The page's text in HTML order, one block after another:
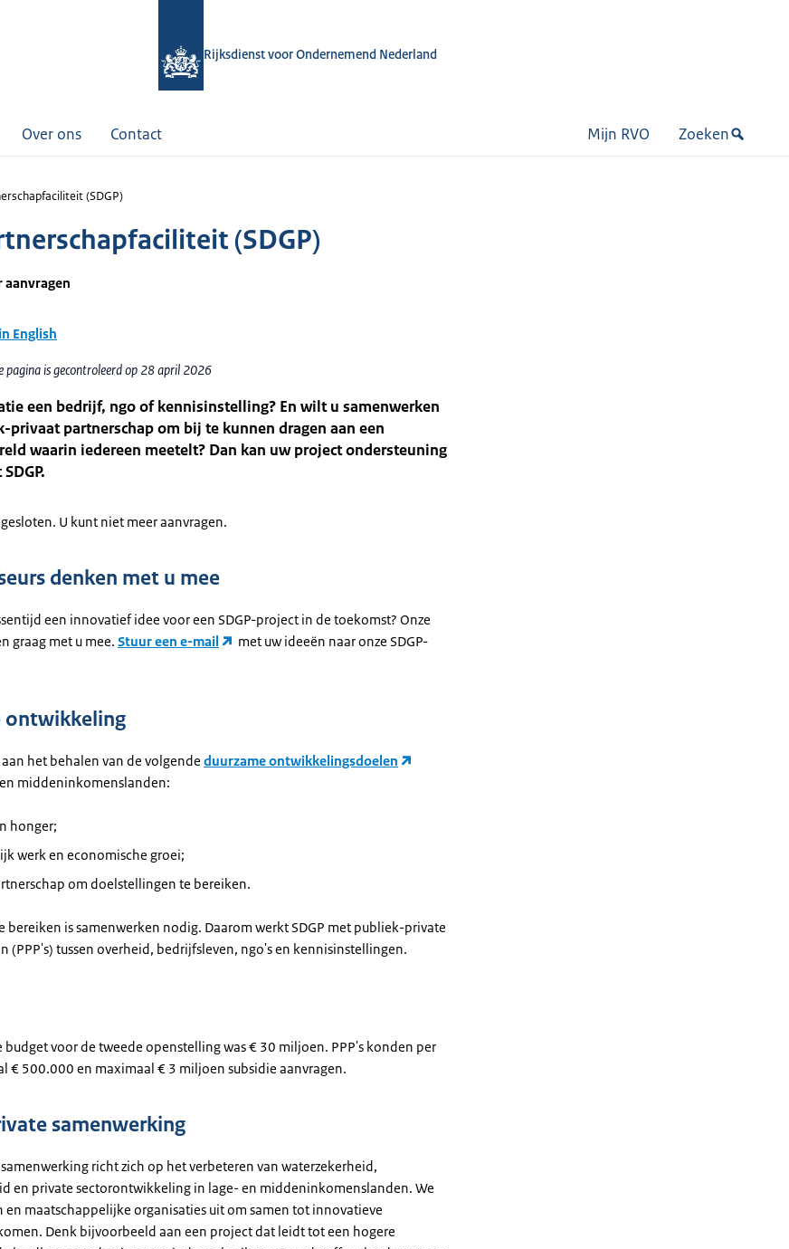
Rijksdienst voor Ondernemend Nederland
Over ons Contact Mijn RVO Zoeken
(SDGP)
(SDGP)
aanvragen
English
pagina is gecontroleerd op 28 april 2026
een bedrijf, ngo of kennisinstelling? En wilt u samenwerken
privaat partnerschap om bij te kunnen dragen aan een
waarin iedereen meetelt? Dan kan uw project ondersteuning
U kunt niet meer aanvragen.
denken met u mee
een innovatief idee voor een SDGP-project in de toekomst? Onze
graag met u mee. Stuur een e-mail
met uw ideeën naar onze SDGP-
ontwikkeling
het behalen van de volgende duurzame ontwikkelingsdoelen
middeninkomenslanden:
honger;
werk en economische groei;
om doelstellingen te bereiken.
bereiken is samenwerken nodig. Daarom werkt SDGP met publiek-private
(PPP's) tussen overheid, bedrijfsleven, ngo's en kennisinstellingen.
budget voor de tweede openstelling was € 30 miljoen. PPP's konden per
€ 500.000 en maximaal € 3 miljoen subsidie aanvragen.
samenwerking
richt zich op het verbeteren van waterzekerheid,
en private sectorontwikkeling in lage- en middeninkomenslanden. We
en maatschappelijke organisaties uit om samen tot innovatieve
Denk bijvoorbeeld aan een project dat leidt tot een hogere